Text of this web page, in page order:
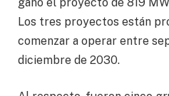
Los tres proyectos están
comenzar a operar entre
diciembre de 2030.